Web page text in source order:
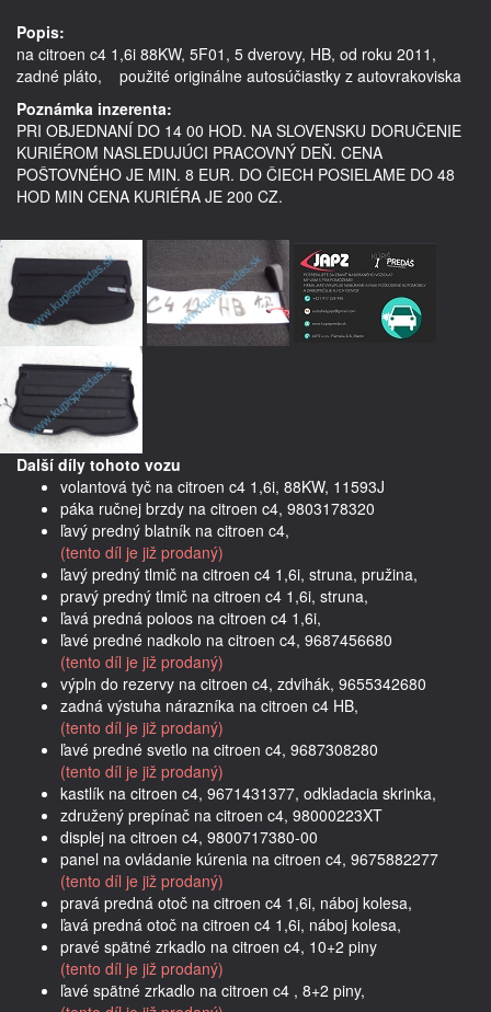
Popis:
na citroen c4 1,6i 88KW, 5F01, 5 dverovy, HB, od roku 2011,
zadné pláto,    použité originálne autosúčiastky z autovrakoviska
Poznámka inzerenta:
PRI OBJEDNANÍ DO 14 00 HOD. NA SLOVENSKU DORUČENIE
KURIÉROM NASLEDUJÚCI PRACOVNÝ DEŇ. CENA
POŠTOVNÉHO JE MIN. 8 EUR. DO ČIECH POSIELAME DO 48
HOD MIN CENA KURIÉRA JE 200 CZ.
Další díly tohoto vozu
volantová tyč na citroen c4 1,6i, 88KW, 11593J
páka ručnej brzdy na citroen c4, 9803178320
ľavý predný blatník na citroen c4,
(tento díl je již prodaný)
ľavý predný tlmič na citroen c4 1,6i, struna, pružina,
pravý predný tlmič na citroen c4 1,6i, struna,
ľavá predná poloos na citroen c4 1,6i,
ľavé predné nadkolo na citroen c4, 9687456680
(tento díl je již prodaný)
výpln do rezervy na citroen c4, zdvihák, 9655342680
zadná výstuha nárazníka na citroen c4 HB,
(tento díl je již prodaný)
ľavé predné svetlo na citroen c4, 9687308280
(tento díl je již prodaný)
kastlík na citroen c4, 9671431377, odkladacia skrinka,
združený prepínač na citroen c4, 98000223XT
displej na citroen c4, 9800717380-00
panel na ovládanie kúrenia na citroen c4, 9675882277
(tento díl je již prodaný)
pravá predná otoč na citroen c4 1,6i, náboj kolesa,
ľavá predná otoč na citroen c4 1,6i, náboj kolesa,
pravé spätné zrkadlo na citroen c4, 10+2 piny
(tento díl je již prodaný)
ľavé spätné zrkadlo na citroen c4 , 8+2 piny,